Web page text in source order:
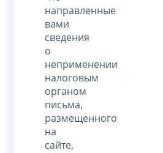
направленные
вами
сведения
о
неприменении
налоговым
органом
письма,
размещенного
на
сайте,